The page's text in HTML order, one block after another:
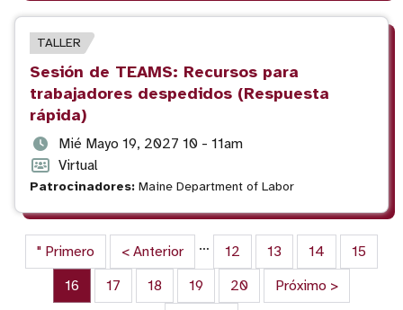
evento
TIPO
DE
EVENTO
TALLER
Título
del
evento
Sesión de TEAMS: Recursos para
trabajadores despedidos (Respuesta
rápida)
Fecha
y
hora
del
evento
Mié Mayo 19, 2027 10 - 11am
Formato
del
evento
Virtual
Patrocinadores: Maine Department of Labor
Paginación
Primera página
" Primero Página anterior
< Anterior … Página
12 Página
13 Página
14 Página
15
Página actual
16 Página
17 Página
18 Página
19 Página
20 Siguiente página
Próximo >